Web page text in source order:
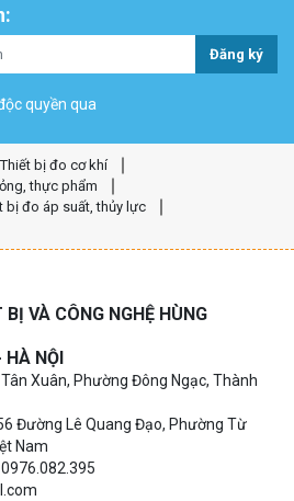
Đăng ký
quyền qua
Thiết bị đo cơ khí
thực phẩm
bị đo áp suất, thủy lực
VÀ CÔNG NGHỆ HÙNG
HÀ NỘI
Xuân, Phường Đông Ngạc, Thành
Đường Lê Quang Đạo, Phường Từ
Nam